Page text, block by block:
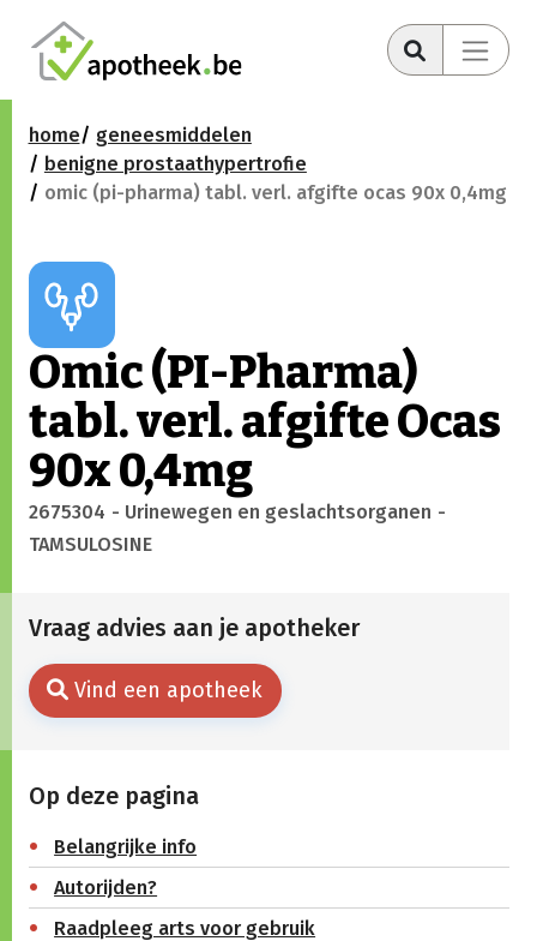
home
geneesmiddelen
benigne prostaathypertrofie
omic (pi-pharma) tabl. verl. afgifte ocas 90x 0,4mg
Omic (PI-Pharma)
tabl. verl. afgifte Ocas
90x 0,4mg
2675304 - Urinewegen en geslachtsorganen -
TAMSULOSINE
Vraag advies aan je apotheker
Vind een apotheek
Op deze pagina
Belangrijke info
Autorijden?
Raadpleeg arts voor gebruik